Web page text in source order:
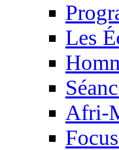
Les
Afri-